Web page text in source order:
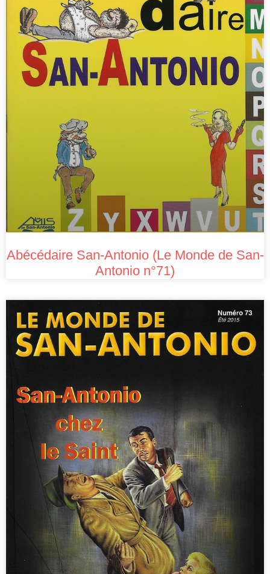
Abécédaire San-Antonio (Le Monde de San-
Antonio n°71)